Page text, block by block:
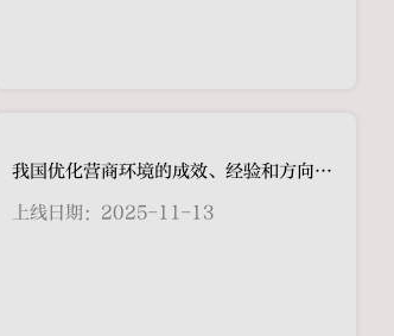
我国优化营商环境的成效、经验和方向：优化营商环境的成效
上线日期：2025-11-13